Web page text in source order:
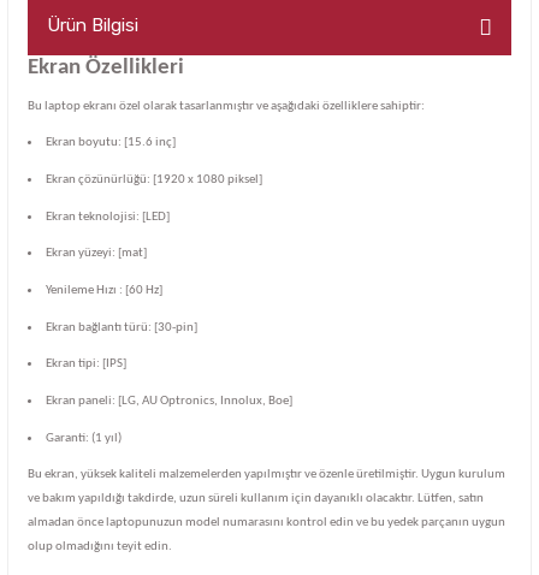
Ürün Bilgisi
Ekran Özellikleri
Bu laptop ekranı özel olarak tasarlanmıştır ve aşağıdaki özelliklere sahiptir:
Ekran boyutu: [15.6 inç]
Ekran çözünürlüğü: [1920 x 1080 piksel]
Ekran teknolojisi: [LED]
Ekran yüzeyi: [mat]
Yenileme Hızı : [60 Hz]
Ekran bağlantı türü: [30-pin]
Ekran tipi: [IPS]
Ekran paneli: [LG, AU Optronics, Innolux, Boe]
Garanti: (1 yıl)
Bu ekran, yüksek kaliteli malzemelerden yapılmıştır ve özenle üretilmiştir. Uygun kurulum
ve bakım yapıldığı takdirde, uzun süreli kullanım için dayanıklı olacaktır. Lütfen, satın
almadan önce laptopunuzun model numarasını kontrol edin ve bu yedek parçanın uygun
olup olmadığını teyit edin.